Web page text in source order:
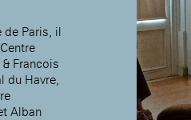
de Paris, il
Francois
du Havre,
Alban